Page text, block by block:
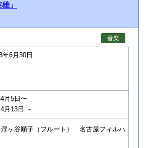
」
音楽
年6月30日
月5日〜
月13日 ～
ヶ谷順子（フルート） 名古屋フィルハ